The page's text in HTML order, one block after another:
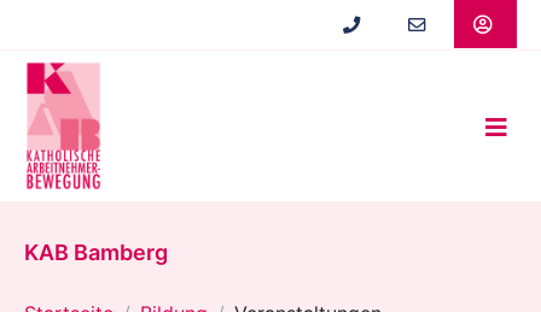
springen
KAB Bamberg